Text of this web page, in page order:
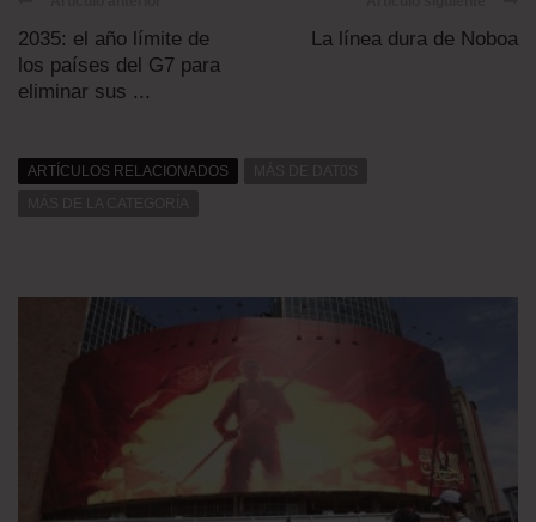
2035: el año límite de
los países del G7 para
eliminar sus ...
La línea dura de Noboa
ARTÍCULOS RELACIONADOS